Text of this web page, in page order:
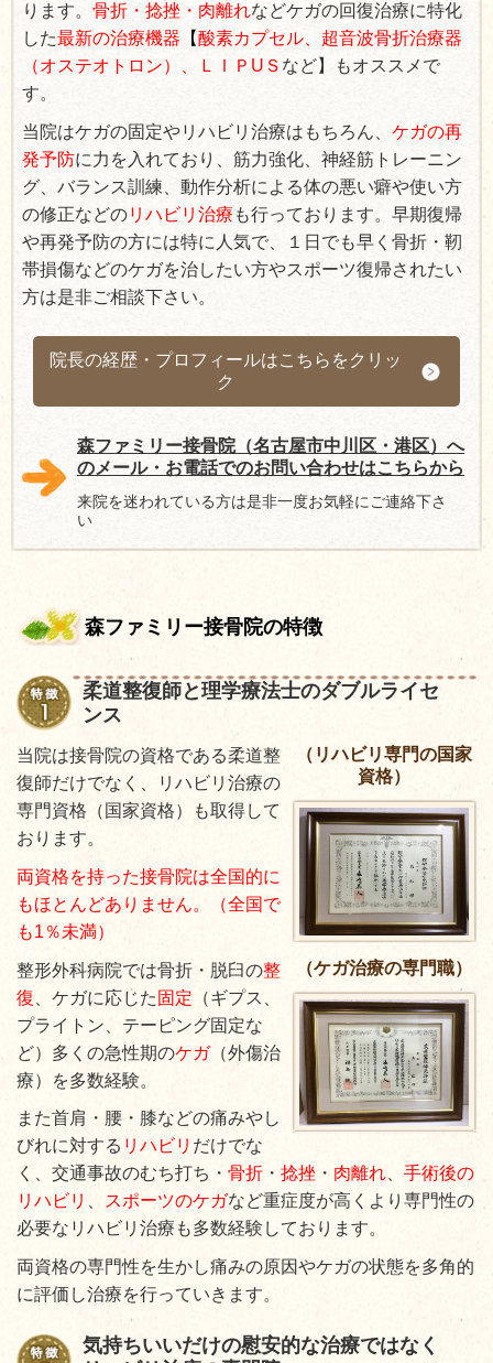
ります。 骨折・捻挫・肉離れなどケガの回復治療に特化
した最新の治療機器 【酸素カプセル、超音波骨折治療器
（オステオトロン）、ＬＩＰU Ｓ など】
もオススメで
す。
当院はケガの固定やリハビリ治療はもちろん、 ケガの再
発予防に力を入れており、筋力強化、神経筋トレーニン
グ、バランス訓練、動作分析による体の悪い癖や使い方
の修正などのリハビリ治療 も行っております。早期復帰
や再発予防の方には特に人気で、１日でも早く骨折・靭
帯損傷などのケガを治したい方やスポーツ復帰されたい
方は是非ご相談下さい。
院長の経歴・プロフィールはこちらをクリッ
ク
森ファミリー接骨院（名古屋市中川区・港区）へ
のメール・お電話でのお問い合わせはこちらから
来院を迷われている方は是非一度お気軽にご連絡下さ
い
森ファミリー接骨院の特徴
柔道整復師と理学療法士のダブルライセ
ンス
（リハビリ専門の国家
資格）
（ケガ治療の専門職）
当院は接骨院の資格である柔道整
復師だけでなく、リハビリ治療の
専門資格（国家資格）も取得して
おります。
両資格を持った接骨院は全国的に
もほとんどありません。（全国で
も1％未満）
整形外科病院では骨折・脱臼の整
復 、ケガに応じた 固定 （ギプス、
プライトン、テーピング固定な
ど）多くの急性期のケガ（外傷治
療）を多数経験。
また首肩・腰・膝などの痛みやし
びれに対する リハビリ だけでな
く、交通事故のむち打ち・ 骨折 ・ 捻挫 ・ 肉離れ
手術後の
リハビリ
スポーツのケガなど重症度が高くより専門性の
必要なリハビリ治療も多数経験しております。
両資格の専門性を生かし痛みの原因やケガの状態を多角的
に評価し治療を行っていきます。
気持ちいいだけの慰安的な治療ではなく